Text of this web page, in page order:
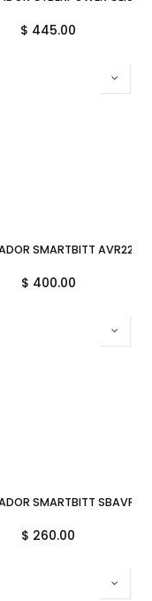
$ 445.00
SMARTBITT
$ 400.00
675W 8CONTACTOS
SMARTBITT
$ 260.00